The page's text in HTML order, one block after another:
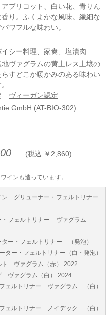
プリコット、白い花、青りん
り。ふくよかな風味。繊細な
ワフルな味わい。
シー料理、家禽、塩漬肉
ヴァグラムの黄土レス土壌の
すどこか暖かみのある味わい
ヴィーガン認定
GmbH (AT-BIO-302)
(税込:￥2,860)
インも造っています。
グリューナー・フェルトリナー
・フェルトリナー ヴァグラム
ー・フェルトリナー （発泡）
ー・フェルトリナー（白・発泡）
ヴァグラム（赤） 2022
ヴァグラム（白） 2024
ェルトリナー ヴァグラム （白）
ェルトリナー ノイデック （白）